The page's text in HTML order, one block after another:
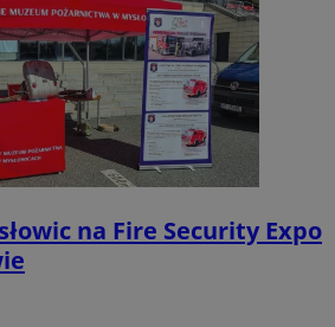
na Fire Security Expo